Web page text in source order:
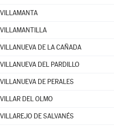
VILLAMANTA
VILLAMANTILLA
VILLANUEVA DE LA CAÑADA
VILLANUEVA DEL PARDILLO
VILLANUEVA DE PERALES
VILLAR DEL OLMO
VILLAREJO DE SALVANÉS